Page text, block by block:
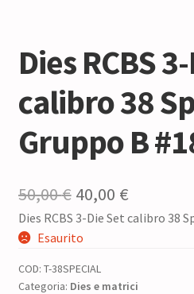
Dies RCBS
calibro 38
Gruppo B
50,00€ Il
prezzo
originale
era:
40,00 €Il
prezzo
è:
Dies RCBS 3-Die Set calibro 38
Esaurito
COD: T-38SPECIAL
Categoria: Dies e matrici